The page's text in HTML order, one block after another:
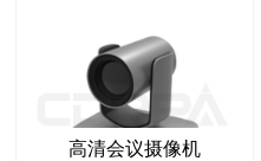
高清会议摄像机